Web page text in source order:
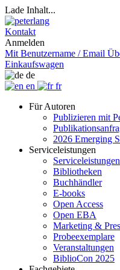
Lade Inhalt...
Kontakt
Anmelden
Mit Benutzername / Email
Einkaufswagen
de
en
fr
Für Autoren
Publizieren mit
2026 Emerging
Serviceleistungen
Serviceleistungen
Bibliotheken
Buchhändler
E-books
Open Access
Open EBA
Marketing &
Probeexemplare
Veranstaltungen
BiblioCon 2025